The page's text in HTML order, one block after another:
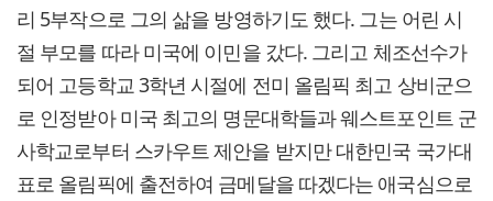
리 5부작으로 그의 삶을 방영하기도 했다. 그는 어린 시
절 부모를 따라 미국에 이민을 갔다. 그리고 체조선수가
되어 고등학교 3학년 시절에 전미 올림픽 최고 상비군으
로 인정받아 미국 최고의 명문대학들과 웨스트포인트 군
사학교로부터 스카우트 제안을 받지만 대한민국 국가대
표로 올림픽에 출전하여 금메달을 따겠다는 애국심으로